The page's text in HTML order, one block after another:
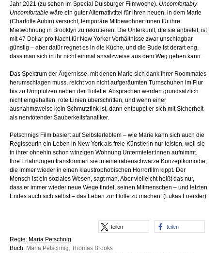
Jahr 2021 (zu sehen im Special Duisburger Filmwoche). Uncomfortably
Uncomfortable wäre ein guter Alternativtitel für ihren neuen, in dem Marie
(Charlotte Aubin) versucht, temporäre Mitbewohner:innen für ihre
Mietwohnung in Brooklyn zu rekrutieren. Die Unterkunft, die sie anbietet, ist
mit 47 Dollar pro Nacht für New Yorker Verhältnisse zwar unschlagbar
günstig – aber dafür regnet es in die Küche, und die Bude ist derart eng,
dass man sich in ihr nicht einmal ansatzweise aus dem Weg gehen kann.
Das Spektrum der Ärgernisse, mit denen Marie sich dank ihrer Roommates
herumschlagen muss, reicht von nicht aufgeräumten Turnschuhen im Flur
bis zu Urinpfützen neben der Toilette. Absprachen werden grundsätzlich
nicht eingehalten, rote Linien überschritten, und wenn einer
ausnahmsweise kein Schmutzfink ist, dann entpuppt er sich mit Sicherheit
als nervtötender Sauberkeitsfanatiker.
Petschnigs Film basiert auf Selbsterlebtem – wie Marie kann sich auch die
Regisseurin ein Leben in New York als freie Künstlerin nur leisten, weil sie
in ihrer ohnehin schon winzigen Wohnung Untermieter:innen aufnimmt.
Ihre Erfahrungen transformiert sie in eine rabenschwarze Konzeptkomödie,
die immer wieder in einen klaustrophobischen Horrorfilm kippt. Der
Mensch ist ein soziales Wesen, sagt man. Aber vielleicht heißt das nur,
dass er immer wieder neue Wege findet, seinen Mitmenschen – und letzten
Endes auch sich selbst – das Leben zur Hölle zu machen. (Lukas Foerster)
teilen teilen
Regie: Maria Petschnig
Buch: Maria Petschnig, Thomas Brooks